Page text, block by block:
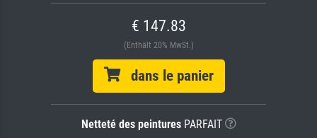
€ 147.83
(Enthält 20% MwSt.)
dans le panier
Netteté des peinturesPARFAIT